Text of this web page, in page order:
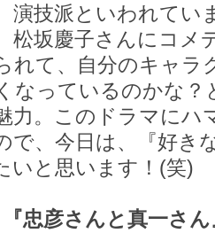
演技派といわれてい
松坂慶子さんにコメ
れて、自分のキャラ
なっているのかな？
力。このドラマにハ
で、今日は、『好き
いと思います！(笑)
『忠彦さんと真一さ